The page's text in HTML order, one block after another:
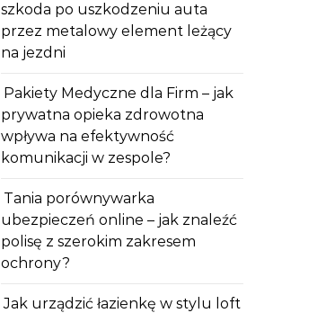
szkoda po uszkodzeniu auta
przez metalowy element leżący
na jezdni
Pakiety Medyczne dla Firm – jak
prywatna opieka zdrowotna
wpływa na efektywność
komunikacji w zespole?
Tania porównywarka
ubezpieczeń online – jak znaleźć
polisę z szerokim zakresem
ochrony?
Jak urządzić łazienkę w stylu loft